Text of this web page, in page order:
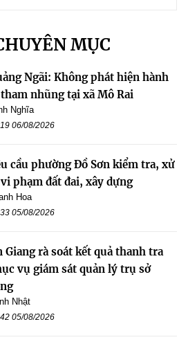
MỤC
Ngãi: Không phát hiện hành
nhũng tại xã Mô Rai
Nghĩa
06/08/2026
cầu phường Đồ Sơn kiểm tra, xử
phạm đất đai, xây dựng
Hoa
05/08/2026
Giang rà soát kết quả thanh tra
vụ giám sát quản lý trụ sở
Nhật
05/08/2026